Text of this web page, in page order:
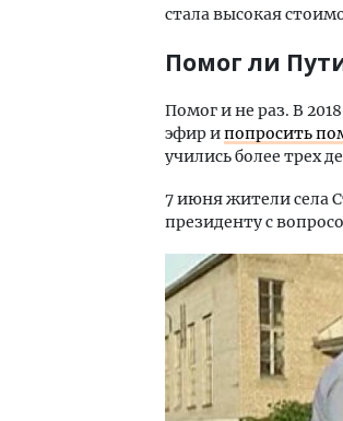
стала высокая
Помог ли
Помог и не раз. В
эфир ипопросить
учились более трех
7 июня жители села
президенту с